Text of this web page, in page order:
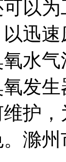
以
以迅
水
发生
护，
滁州